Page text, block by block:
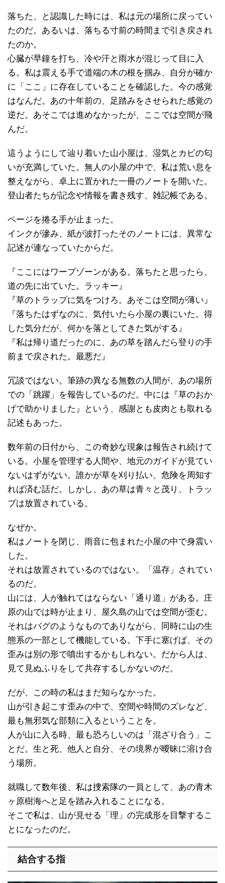
落ちた、と認識した時には、私は元の場所に戻ってい
たのだ。あるいは、落ちる寸前の時間まで引き戻され
たのか。
心臓が早鐘を打ち、冷や汗と雨水が混じって目に入
る。私は震える手で道端の木の根を掴み、自分が確か
に「ここ」に存在していることを確認した。今の感覚
はなんだ。あの十年前の、足踏みをさせられた感覚の
逆だ。あそこでは進めなかったが、ここでは空間が飛
んだ。
這うようにして辿り着いた山小屋は、湿気とカビの匂
いが充満していた。無人の小屋の中で、私は荒い息を
整えながら、卓上に置かれた一冊のノートを開いた。
登山者たちが記念や情報を書き残す、雑記帳である。
ページを捲る手が止まった。
インクが滲み、紙が波打ったそのノートには、異常な
記述が連なっていたからだ。
『ここにはワープゾーンがある。落ちたと思ったら、
道の先に出ていた。ラッキー』
『草のトラップに気をつけろ。あそこは空間が薄い』
『落ちたはずなのに、気付いたら小屋の裏にいた。得
した気分だが、何かを落としてきた気がする』
『私は帰り道だったのに、あの草を踏んだら登りの手
前まで戻された。最悪だ』
冗談ではない。筆跡の異なる無数の人間が、あの場所
での「跳躍」を報告しているのだ。中には『草のおか
げで助かりました』という、感謝とも皮肉とも取れる
記述もあった。
数年前の日付から、この奇妙な現象は報告され続けて
いる。小屋を管理する人間や、地元のガイドが見てい
ないはずがない。誰かが草を刈り払い、危険を周知す
れば済む話だ。しかし、あの草は青々と茂り、トラッ
プは放置されている。
なぜか。
私はノートを閉じ、雨音に包まれた小屋の中で身震い
した。
それは放置されているのではない。「温存」されてい
るのだ。
山には、人が触れてはならない「通り道」がある。庄
原の山では時が止まり、屋久島の山では空間が歪む。
それはバグのようなものでありながら、同時に山の生
態系の一部として機能している。下手に塞げば、その
歪みは別の形で噴出するかもしれない。だから人は、
見て見ぬふりをして共存するしかないのだ。
だが、この時の私はまだ知らなかった。
山が引き起こす歪みの中で、空間や時間のズレなど、
最も無邪気な部類に入るということを。
人が山に入る時、最も恐ろしいのは「混ざり合う」こ
とだ。生と死、他人と自分、その境界が曖昧に溶け合
う場所。
就職して数年後、私は捜索隊の一員として、あの青木
ヶ原樹海へと足を踏み入れることになる。
そこで私は、山が見せる「理」の完成形を目撃するこ
とになったのだ。
結合する指